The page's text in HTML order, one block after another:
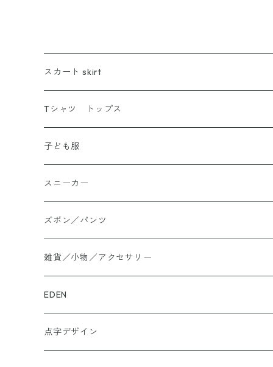
スカート skirt
Tシャツ トップス
Tシャツ
シャツ
大きいサイズ
ロングTシャツ
子ども服
スニーカー
ズボン／パンツ
雑貨／小物／アクセサリー
トートバッグ
ぬかカイロ
EDEN
点字デザイン